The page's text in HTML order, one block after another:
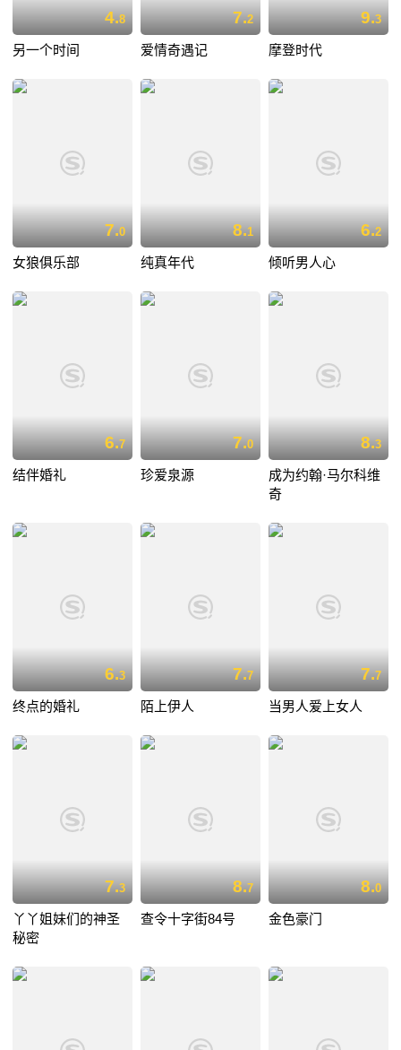
4.8
另一个时间
7.2
爱情奇遇记
9.3
摩登时代
7.0
女狼俱乐部
8.1
纯真年代
6.2
倾听男人心
6.7
结伴婚礼
7.0
珍爱泉源
8.3
成为约翰·马尔科维
奇
6.3
终点的婚礼
7.7
陌上伊人
7.7
当男人爱上女人
7.3
丫丫姐妹们的神圣
秘密
8.7
查令十字街84号
8.0
金色豪门